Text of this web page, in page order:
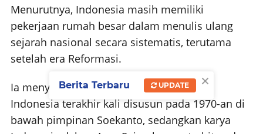
Menurutnya, Indonesia masih memiliki
pekerjaan rumah besar dalam menulis ulang
sejarah nasional secara sistematis, terutama
setelah era Reformasi.
Ia menyinggung buku Sejarah Nasional
Indonesia terakhir kali disusun pada 1970-an di
bawah pimpinan Soekanto, sedangkan karya
×
Berita Terbaru UPDATE